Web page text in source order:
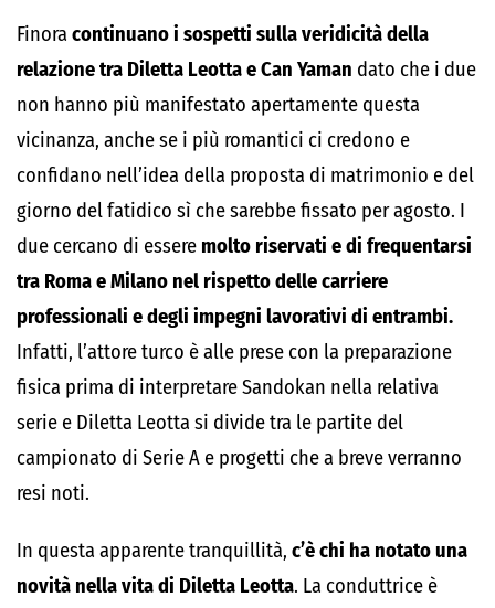
Finora continuano i sospetti sulla veridicità della
relazione tra Diletta Leotta e Can Yaman dato che i due
non hanno più manifestato apertamente questa
vicinanza, anche se i più romantici ci credono e
confidano nell’idea della proposta di matrimonio e del
giorno del fatidico sì che sarebbe fissato per agosto. I
due cercano di essere molto riservati e di frequentarsi
tra Roma e Milano nel rispetto delle carriere
professionali e degli impegni lavorativi di entrambi.
Infatti, l’attore turco è alle prese con la preparazione
fisica prima di interpretare Sandokan nella relativa
serie e Diletta Leotta si divide tra le partite del
campionato di Serie A e progetti che a breve verranno
resi noti.
In questa apparente tranquillità, c’è chi ha notato una
novità nella vita di Diletta Leotta. La conduttrice è